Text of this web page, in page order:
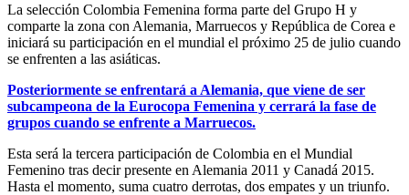
La selección Colombia Femenina forma parte del Grupo H y
comparte la zona con Alemania, Marruecos y República de Corea e
iniciará su participación en el mundial el próximo 25 de julio cuando
se enfrenten a las asiáticas.
Posteriormente se enfrentará a Alemania, que viene de ser
subcampeona de la Eurocopa Femenina y cerrará la fase de
grupos cuando se enfrente a Marruecos.
Esta será la tercera participación de Colombia en el Mundial
Femenino tras decir presente en Alemania 2011 y Canadá 2015.
Hasta el momento, suma cuatro derrotas, dos empates y un triunfo.